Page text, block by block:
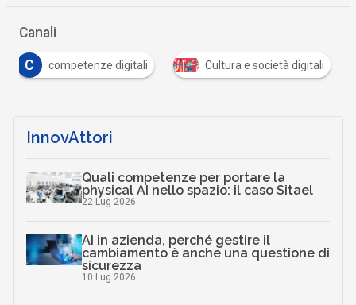
Canali
C competenze digitali Cultura e società digitali
InnovAttori
Quali competenze per portare la
physical AI nello spazio: il caso Sitael
22 Lug 2026
AI in azienda, perché gestire il
cambiamento è anche una questione di
sicurezza
10 Lug 2026